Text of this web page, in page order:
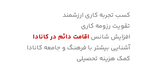
کسب تجربه کاری ارزشمند
تقویت رزومه کاری
افزایش شانس اقامت دائم در کانادا
آشنایی بیشتر با فرهنگ و جامعه کانادا
کمک هزینه تحصیلی